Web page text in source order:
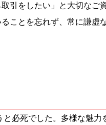
引をしたい」と大切なご
ことを忘れず、常に謙虚
必死でした。多様な魅力